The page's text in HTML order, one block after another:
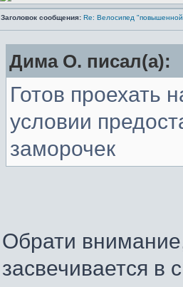
Заголовок сообщения: Re: Велосипед
Дима О. писал(а):
Готов проехать
условии
заморочек
Обрати
засвечивается в